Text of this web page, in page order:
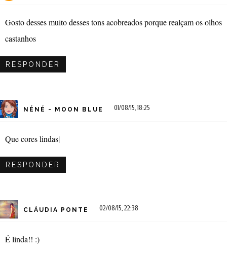
Gosto desses muito desses tons acobreados porque realçam os olhos
castanhos
RESPONDER
NÉNÉ - MOON BLUE 01/08/15, 18:25
Que cores lindas|
RESPONDER
CLÁUDIA PONTE 02/08/15, 22:38
É linda!! :)